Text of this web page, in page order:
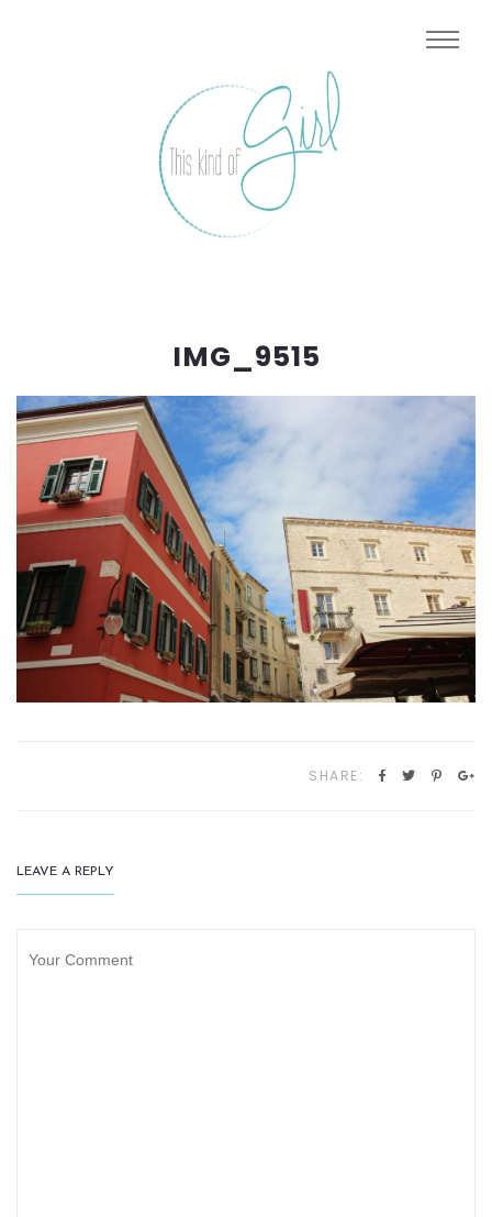
IMG_9515
SHARE:
LEAVE A REPLY